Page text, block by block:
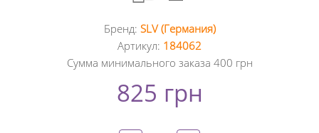
Facebook
+
Бренд: SLV (Германия)
Артикул: 184062
Сумма минимального заказа 400 грн
825 грн